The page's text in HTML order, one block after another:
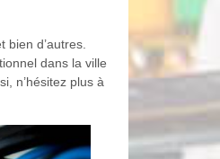
d’autres.
dans la ville
n’hésitez plus à